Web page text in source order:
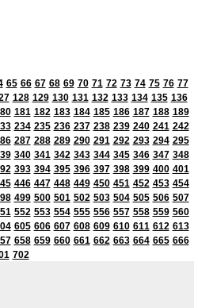
65 66 67 68 69 70 71 72 73 74 75 76 77
128 129 130 131 132 133 134 135 136
181 182 183 184 185 186 187 188 189
234 235 236 237 238 239 240 241 242
287 288 289 290 291 292 293 294 295
340 341 342 343 344 345 346 347 348
393 394 395 396 397 398 399 400 401
446 447 448 449 450 451 452 453 454
499 500 501 502 503 504 505 506 507
552 553 554 555 556 557 558 559 560
605 606 607 608 609 610 611 612 613
658 659 660 661 662 663 664 665 666
702